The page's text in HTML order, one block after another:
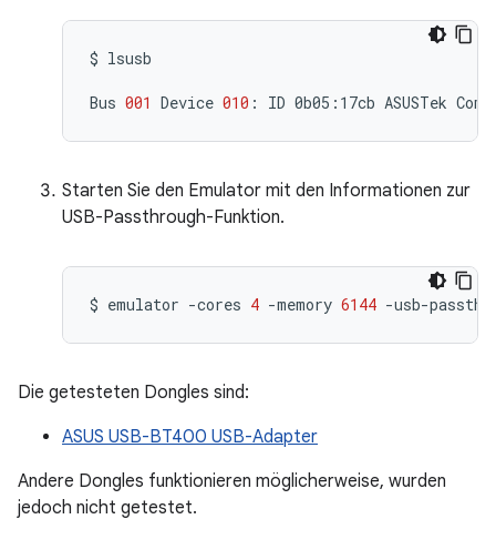
$ lsusb
Bus 001 Device 010 : ID 0b05:17cb ASUSTek
Starten Sie den Emulator mit den Informationen zur
USB-Passthrough-Funktion.
$ emulator -cores 4 -memory 6144 -usb-
Die getesteten Dongles sind:
ASUS USB-BT400 USB-Adapter
Andere Dongles funktionieren möglicherweise, wurden
jedoch nicht getestet.